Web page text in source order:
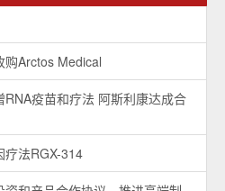
购Arctos Medical
疫苗和疗法 阿斯利康达成合
疗法RGX-314